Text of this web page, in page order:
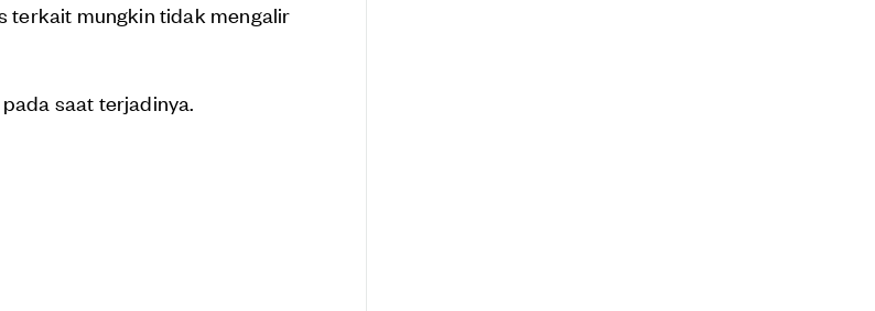
terkait mungkin tidak mengalir
saat terjadinya.